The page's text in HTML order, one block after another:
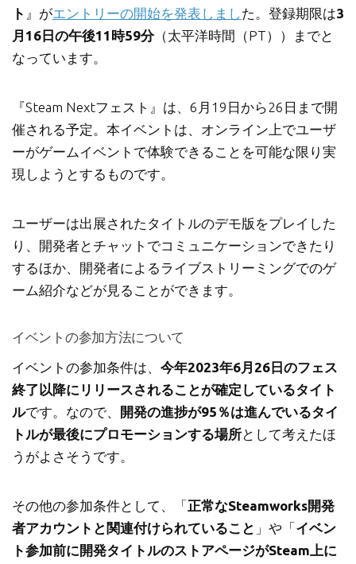
ト 』がエントリーの開始を発表しました。登録期限は3
月16日の午後11時59分 （太平洋時間（PT））までと
なっています。
『Steam Nextフェスト』は、6月19日から26日まで開
催される予定。本イベントは、オンライン上でユーザ
ーがゲームイベントで体験できることを可能な限り実
現しようとするものです。
ユーザーは出展されたタイトルのデモ版をプレイした
り、開発者とチャットでコミュニケーションできたり
するほか、開発者によるライブストリーミングでのゲ
ーム紹介などが見ることができます。
イベントの参加方法について
イベントの参加条件は、 今年2023年6月26日のフェス
終了以降にリリースされることが確定しているタイト
ルです。なので、
開発の進捗が95％は進んでいるタイ
トルが最後にプロモーションする場所として考えたほ
うがよさそうです。
その他の参加条件として、「 正常なSteamworks開発
者アカウントと関連付けられていること 」や「 イベン
ト参加前に開発タイトルのストアページがSteam上に